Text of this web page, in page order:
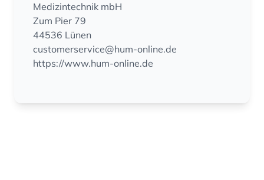
Medizintechnik mbH
Zum Pier 79
44536 Lünen
customerservice@hum-online.de
https://www.hum-online.de